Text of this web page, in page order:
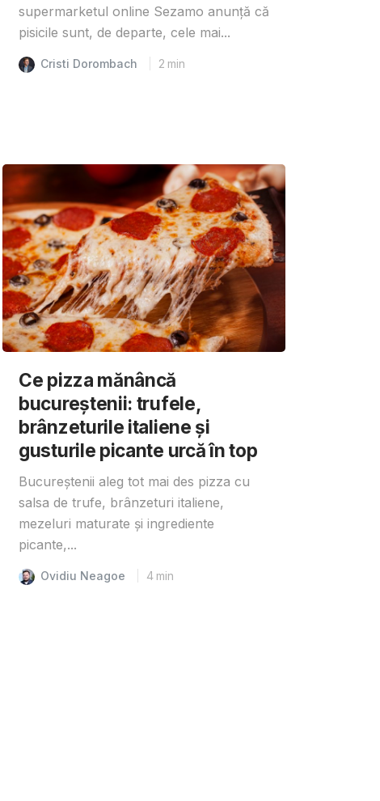
supermarketul online Sezamo anunță că
pisicile sunt, de departe, cele mai...
Cristi Dorombach 2 min
Ce pizza mănâncă
bucureștenii: trufele,
brânzeturile italiene și
gusturile picante urcă în top
Bucureștenii aleg tot mai des pizza cu
salsa de trufe, brânzeturi italiene,
mezeluri maturate și ingrediente
picante,...
Ovidiu Neagoe 4 min